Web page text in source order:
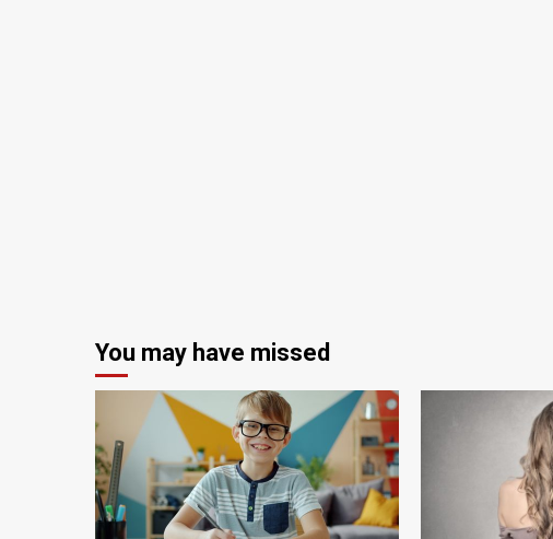
You may have missed